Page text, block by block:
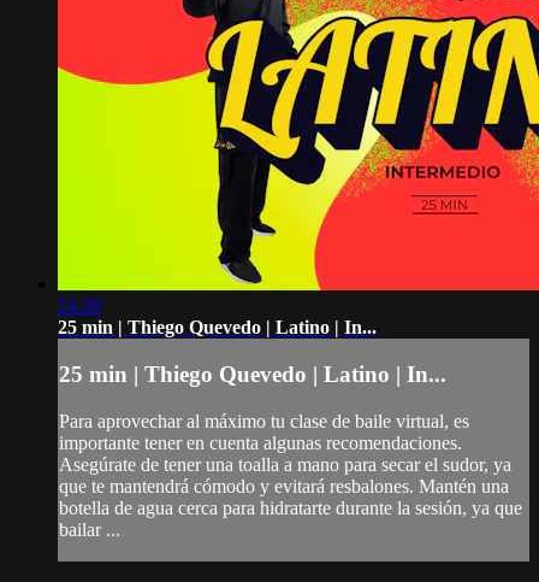
24:28
25 min | Thiego Quevedo | Latino | In...
25 min | Thiego Quevedo | Latino | In...
Para aprovechar al máximo tu clase de baile virtual, es
importante tener en cuenta algunas recomendaciones.
Asegúrate de tener una toalla a mano para secar el sudor, ya
que te mantendrá cómodo y evitará resbalones. Mantén una
botella de agua cerca para hidratarte durante la sesión, ya que
bailar ...